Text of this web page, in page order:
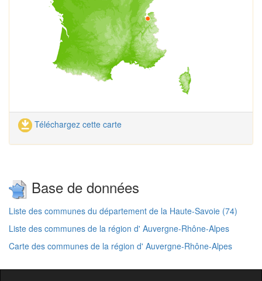
Téléchargez cette carte
Base de données
Liste des communes du département de la Haute-Savoie (74)
Liste des communes de la région d' Auvergne-Rhône-Alpes
Carte des communes de la région d' Auvergne-Rhône-Alpes